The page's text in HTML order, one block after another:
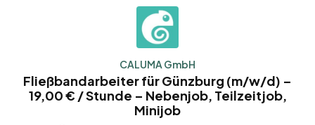
CALUMA GmbH
Fließbandarbeiter für Günzburg (m/w/d) –
19,00 € / Stunde – Nebenjob, Teilzeitjob,
Minijob